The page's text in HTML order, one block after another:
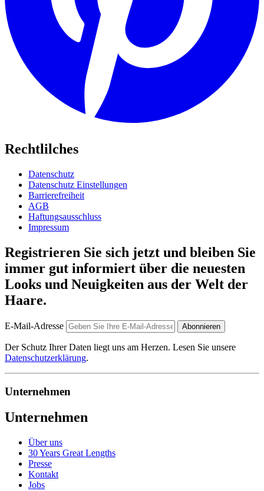
Rechtlilches
Datenschutz
Datenschutz Einstellungen
Barrierefreiheit
AGB
Haftungsausschluss
Impressum
Registrieren Sie sich jetzt und bleiben Sie
immer gut informiert über die neuesten
Looks und Neuigkeiten aus der Welt der
Haare.
E-Mail-Adresse Abonnieren
Der Schutz Ihrer Daten liegt uns am Herzen. Lesen Sie unsere
Datenschutzerklärung.
Unternehmen
Unternehmen
Über uns
30 Years Great Lengths
Presse
Kontakt
Jobs